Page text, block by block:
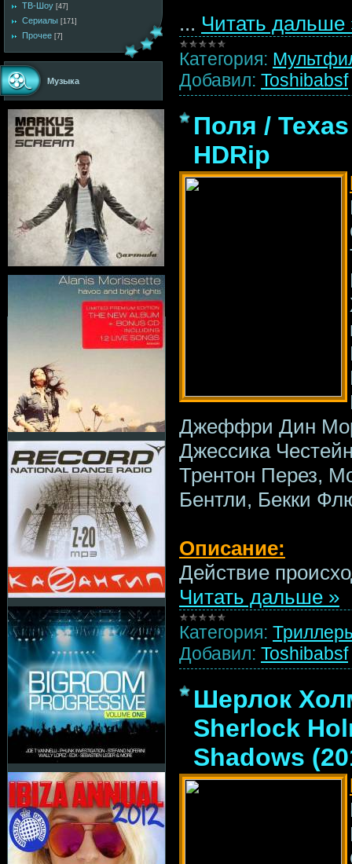
ТВ-Шоу [47]
Сериалы [171]
Прочее [7]
Музыка
... Читать дальше
Категория:
Добавил: Toshibabsf
Поля /
HDRip
Джеффри Дин
Джессика
Трентон Перез,
Бентли, Бекки
Описание:
Действие
Читать дальше »
Категория:
Добавил: Toshibabsf
Шерлок
Sherlock
Shadows